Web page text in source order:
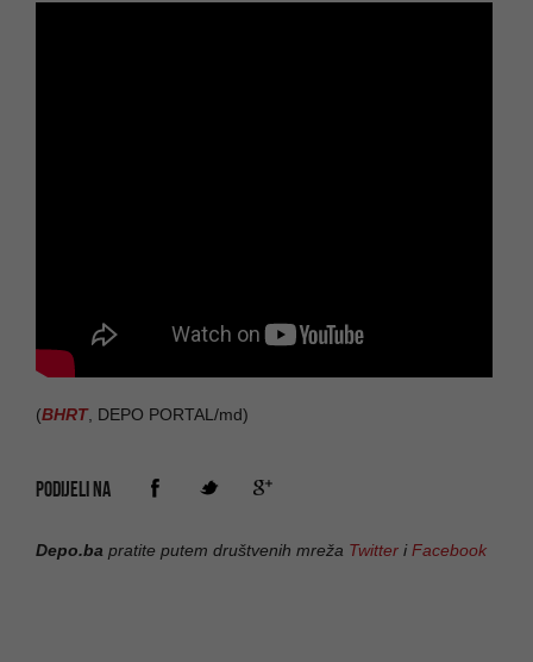
(BHRT, DEPO PORTAL/md)
PODIJELI NA
Depo.ba pratite putem društvenih mreža Twitter iFacebook